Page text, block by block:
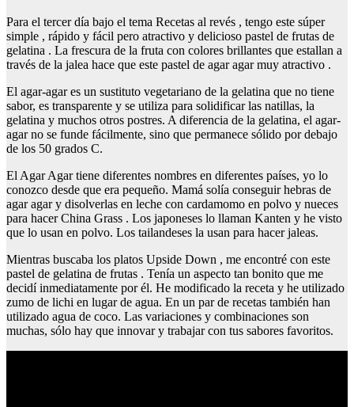
Para el tercer día bajo el tema Recetas al revés , tengo este súper
simple , rápido y fácil pero atractivo y delicioso pastel de frutas de
gelatina . La frescura de la fruta con colores brillantes que estallan a
través de la jalea hace que este pastel de agar agar muy atractivo .
El agar-agar es un sustituto vegetariano de la gelatina que no tiene
sabor, es transparente y se utiliza para solidificar las natillas, la
gelatina y muchos otros postres. A diferencia de la gelatina, el agar-
agar no se funde fácilmente, sino que permanece sólido por debajo
de los 50 grados C.
El Agar Agar tiene diferentes nombres en diferentes países, yo lo
conozco desde que era pequeño. Mamá solía conseguir hebras de
agar agar y disolverlas en leche con cardamomo en polvo y nueces
para hacer China Grass . Los japoneses lo llaman Kanten y he visto
que lo usan en polvo. Los tailandeses la usan para hacer jaleas.
Mientras buscaba los platos Upside Down , me encontré con este
pastel de gelatina de frutas . Tenía un aspecto tan bonito que me
decidí inmediatamente por él. He modificado la receta y he utilizado
zumo de lichi en lugar de agua. En un par de recetas también han
utilizado agua de coco. Las variaciones y combinaciones son
muchas, sólo hay que innovar y trabajar con tus sabores favoritos.